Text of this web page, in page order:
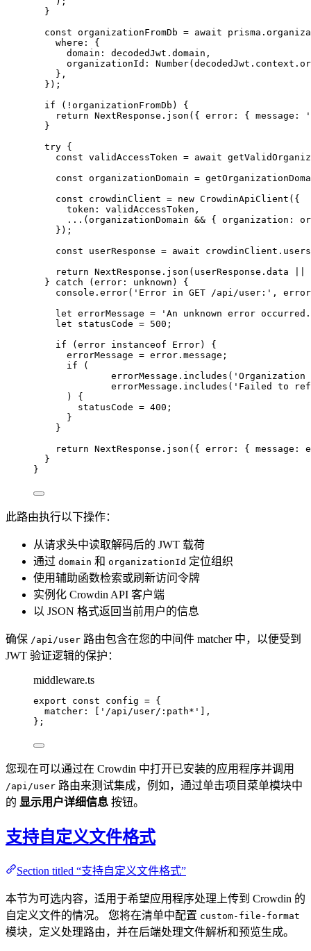
}
const organizationFromDb = await prisma .
where: {
domain: decodedJwt . domain ,
organizationId: Number(decodedJwt . context .
} ,
} );
if ( ! organizationFromDb) {
return NextResponse . json ({ error: { message:
'
}
try {
const validAccessToken = await
const organizationDomain =
const crowdinClient = new CrowdinApiClient ( {
token: validAccessToken ,
... (organizationDomain && { organization:
} );
const userResponse = await crowdinClient .
return NextResponse . json (userResponse . data
} catch ( error : unknown )
{
console . error( ' Error in GET /api/user: ' ,
let errorMessage = ' An unknown error occurred.
let statusCode = 500 ;
if (error instanceof Error) {
errorMessage = error . message ;
if (
errorMessage . includes ( ' Organization
errorMessage . includes ( ' Failed to
) {
statusCode = 400 ;
}
}
return NextResponse . json ({ error: { message:
}
}
此路由执行以下操作：
从请求头中读取解码后的 JWT 载荷
通过 domain 和 organizationId 定位组织
使用辅助函数检索或刷新访问令牌
实例化 Crowdin API 客户端
以 JSON 格式返回当前用户的信息
确保 /api/user 路由包含在您的中间件 matcher 中，以便受到
JWT 验证逻辑的保护：
middleware.ts
export const config = {
matcher:
' /api/user/:path* '
,
} ;
您现在可以通过在 Crowdin 中打开已安装的应用程序并调用
/api/user 路由来测试集成，例如，通过单击项目菜单模块中
的 显示用户详细信息 按钮。
支持自定义文件格式
Section titled “支持自定义文件格式”
本节为可选内容，适用于希望应用程序处理上传到 Crowdin 的
自定义文件的情况。 您将在清单中配置 custom-file-format
模块，定义处理路由，并在后端处理文件解析和预览生成。